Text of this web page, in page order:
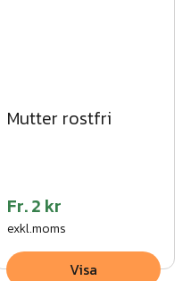
Mutter rostfri
Fr.2 kr
exkl.moms
Visa